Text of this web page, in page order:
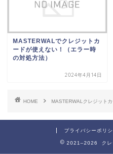
MASTERWALでクレジットカ
ードが使えない！（エラー時
の対処方法）
2024年4月14日
HOME MASTERWALクレジット
プライバシーポリシ
2021–2026 クレ